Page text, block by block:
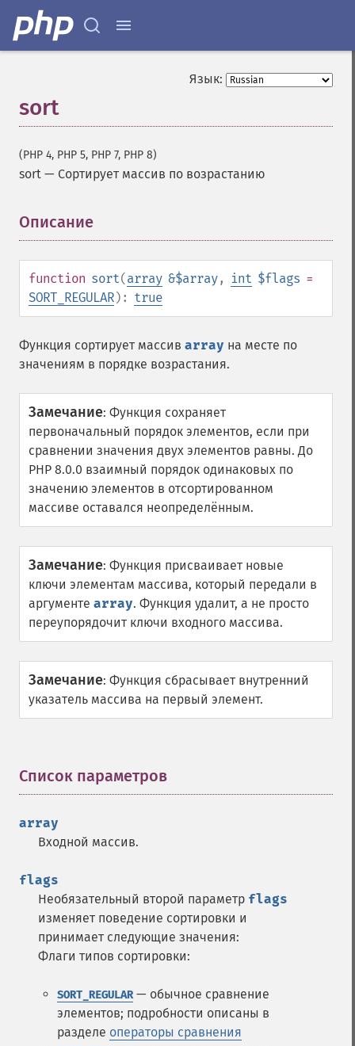
Язык:
sort
(PHP 4, PHP 5, PHP 7, PHP 8)
sort — Сортирует массив по возрастанию
Описание
function sort(array &$array, int $flags =
SORT_REGULAR): true
Функция сортирует массив array на месте по
значениям в порядке возрастания.
Замечание: Функция сохраняет
первоначальный порядок элементов, если при
сравнении значения двух элементов равны. До
PHP 8.0.0 взаимный порядок одинаковых по
значению элементов в отсортированном
массиве оставался неопределённым.
Замечание: Функция присваивает новые
ключи элементам массива, который передали в
аргументе array. Функция удалит, а не просто
переупорядочит ключи входного массива.
Замечание: Функция сбрасывает внутренний
указатель массива на первый элемент.
Список параметров
array
Входной массив.
flags
Необязательный второй параметр flags
изменяет поведение сортировки и
принимает следующие значения:
Флаги типов сортировки:
SORT_REGULAR— обычное сравнение
элементов; подробности описаны в
разделе операторы сравнения